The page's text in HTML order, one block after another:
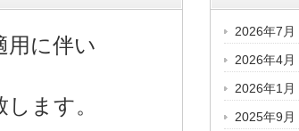
用に伴い
ます。
2026年7月
2026年4月
2026年1月
2025年9月